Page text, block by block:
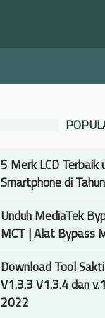
5 Merk LCD Terbaik
Smartphone di
Unduh MediaTek
MCT | Alat Bypass
Download Tool
V1.3.3 V1.3.4 dan
2022